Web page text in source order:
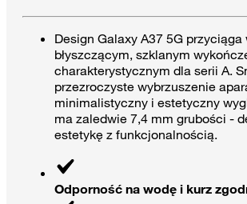
Design Galaxy A37 5G przyciąga
błyszczącym, szklanym
charakterystycznym dla serii A.
przezroczyste wybrzuszenie
minimalistyczny i estetyczny
ma zaledwie 7,4 mm grubości -
estetykę z funkcjonalnością.
Odporność na wodę i kurz